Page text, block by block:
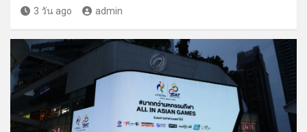
3 วัน ago admin